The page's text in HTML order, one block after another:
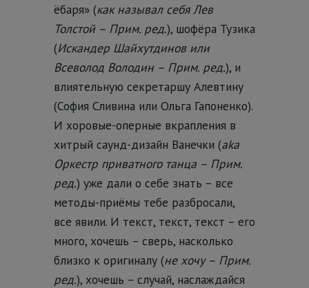
ёбаря» (как называл себя Лев
Толстой – Прим. ред.), шофёра Тузика
(Искандер Шайхутдинов или
Всеволод Володин – Прим. ред.), и
влиятельную секретаршу Алевтину
(София Сливина или Ольга Гапоненко).
И хоровые-оперные вкрапления в
хитрый саунд-дизайн Ванечки (aka
Оркестр приватного танца – Прим.
ред.) уже дали о себе знать – все
методы-приёмы тебе разбросали,
все явили. И текст, текст, текст – его
много, хочешь – сверь, насколько
близко к оригиналу (не хочу – Прим.
ред.), хочешь – случай, наслаждайся